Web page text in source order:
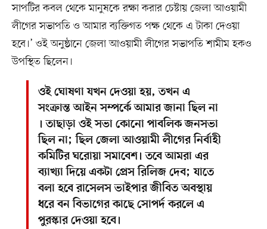
সাপটির কবল থেকে মানুষকে রক্ষা করার চেষ্টায় জেলা আওয়ামী
লীগের সভাপতি ও আমার ব্যক্তিগত পক্ষ থেকে এ টাকা দেওয়া
হবে।’ ওই অনুষ্ঠানে জেলা আওয়ামী লীগের সভাপতি শামীম হকও
উপস্থিত ছিলেন।
ওই ঘোষণা যখন দেওয়া হয়, তখন এ
সংক্রান্ত আইন সম্পর্কে আমার জানা ছিল না
। তাছাড়া ওই সভা কোনো পাবলিক জনসভা
ছিল না; ছিল জেলা আওয়ামী লীগের নির্বাহী
কমিটির ঘরোয়া সমাবেশ। তবে আমরা এর
ব্যাখ্যা দিয়ে একটা প্রেস রিলিজ দেব; যাতে
বলা হবে রাসেলস ভাইপার জীবিত অবস্থায়
ধরে বন বিভাগের কাছে সোপর্দ করলে এ
পুরস্কার দেওয়া হবে।